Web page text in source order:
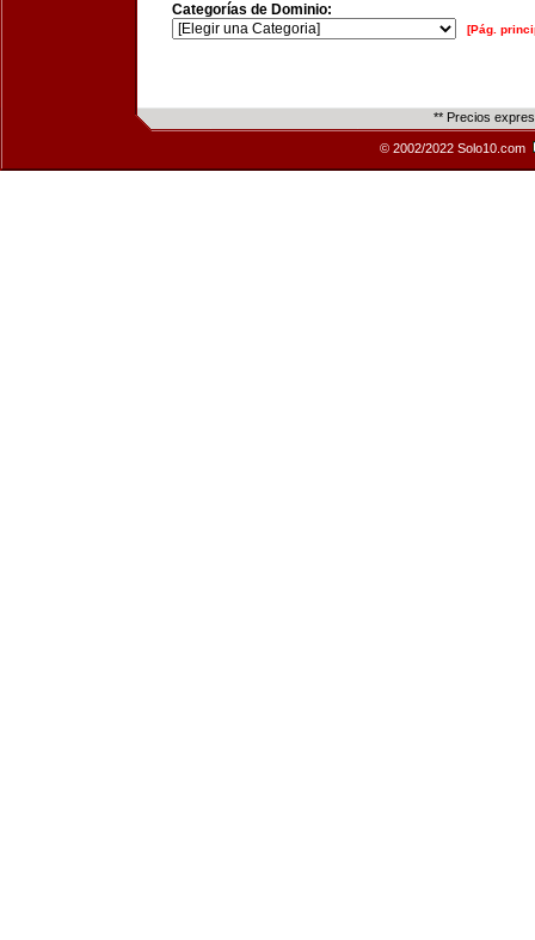
Categorías de Dominio:
[Pág.
** Precios
© 2002/2022 Solo10.com